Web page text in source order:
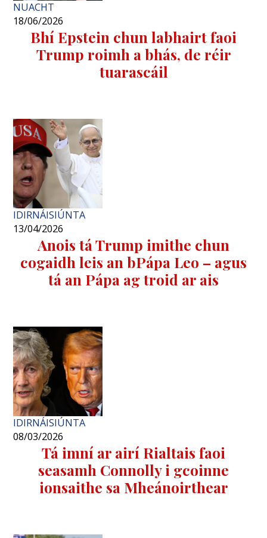
NUACHT
18/06/2026
Bhí Epstein chun labhairt faoi
Trump roimh a bhás, de réir
tuarascáil
IDIRNÁISIÚNTA
13/04/2026
Anois tá Trump imithe chun
cogaidh leis an bPápa Leo – agus
tá an Pápa ag troid ar ais
IDIRNÁISIÚNTA
08/03/2026
Tá imní ar airí Rialtais faoi
seasamh Connolly i gcoinne
ionsaithe sa Mheánoirthear